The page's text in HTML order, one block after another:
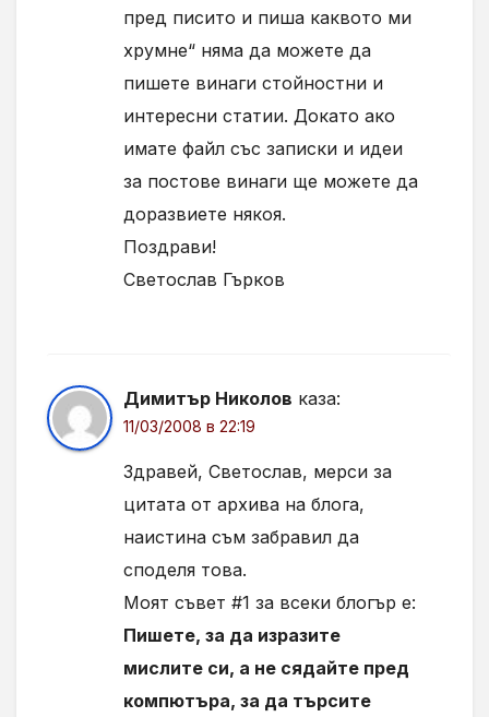
пред писито и пиша каквото ми
хрумне“ няма да можете да
пишете винаги стойностни и
интересни статии. Докато ако
имате файл със записки и идеи
за постове винаги ще можете да
доразвиете някоя.
Поздрави!
Светослав Гърков
Димитър Николов каза:
11/03/2008 в 22:19
Здравей, Светослав, мерси за
цитата от архива на блога,
наистина съм забравил да
споделя това.
Моят съвет #1 за всеки блогър е:
Пишете, за да изразите
мислите си, а не сядайте пред
компютъра, за да търсите